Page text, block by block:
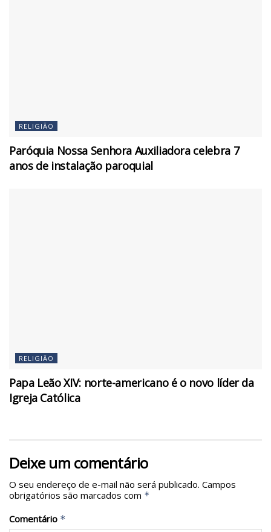
RELIGIÃO
Paróquia Nossa Senhora Auxiliadora celebra 7
anos de instalação paroquial
RELIGIÃO
Papa Leão XIV: norte-americano é o novo líder da
Igreja Católica
Deixe um comentário
O seu endereço de e-mail não será publicado. Campos
obrigatórios são marcados com *
Comentário *